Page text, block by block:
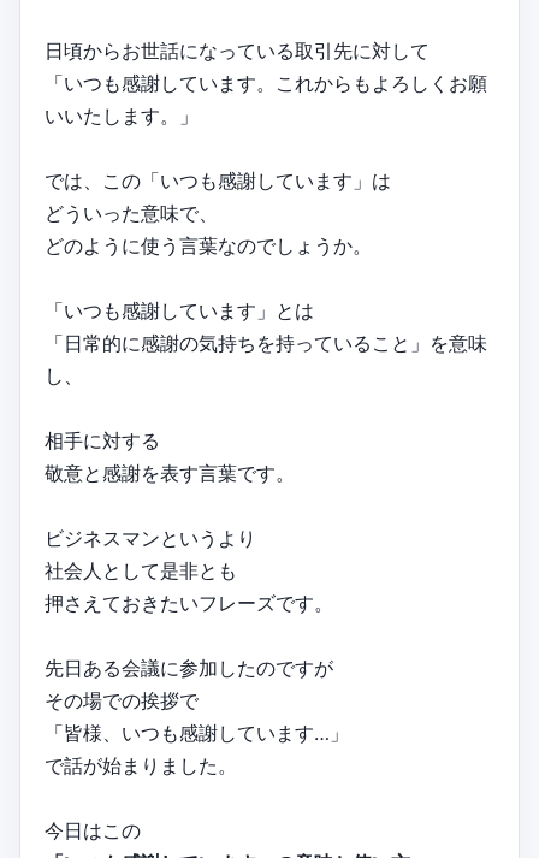
日頃からお世話になっている取引先に対して
「いつも感謝しています。これからもよろしくお願
いいたします。」
では、この「いつも感謝しています」は
どういった意味で、
どのように使う言葉なのでしょうか。
「いつも感謝しています」とは
「日常的に感謝の気持ちを持っていること」を意味
し、
相手に対する
敬意と感謝を表す言葉です。
ビジネスマンというより
社会人として是非とも
押さえておきたいフレーズです。
先日ある会議に参加したのですが
その場での挨拶で
「皆様、いつも感謝しています…」
で話が始まりました。
今日はこの